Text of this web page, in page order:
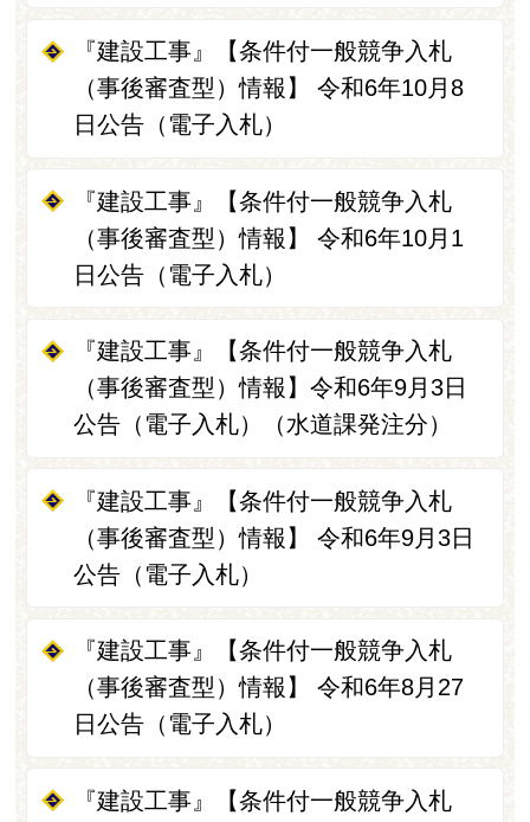
『建設工事』【条件付一般競争入札
（事後審査型）情報】 令和6年10月8
日公告（電子入札）
『建設工事』【条件付一般競争入札
（事後審査型）情報】 令和6年10月1
日公告（電子入札）
『建設工事』【条件付一般競争入札
（事後審査型）情報】令和6年9月3日
公告（電子入札）（水道課発注分）
『建設工事』【条件付一般競争入札
（事後審査型）情報】 令和6年9月3日
公告（電子入札）
『建設工事』【条件付一般競争入札
（事後審査型）情報】 令和6年8月27
日公告（電子入札）
『建設工事』【条件付一般競争入札